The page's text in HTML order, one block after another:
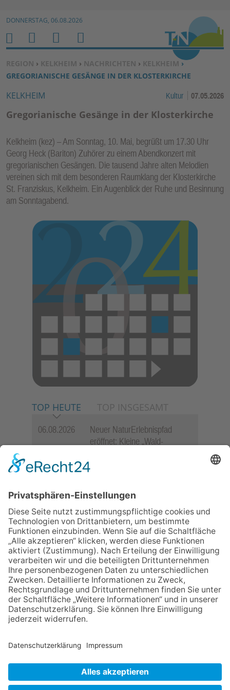
Zum Inhalt springen ↓
DONNERSTAG, 06.08.2026
SIE BEFINDEN SICH HIER:
REGION › KELKHEIM › NACHRICHTEN › KELKHEIM ›
GREGORIANISCHE GESÄNGE IN DER KLOSTERKIRCHE
KELKHEIM Kultur 07.05.2026
Gregorianische Gesänge in der Klosterkirche
Kelkheim (kez) – Am Sonntag, 10. Mai, begrüßt um 17.30 Uhr
Georg Heck (Bariton) Zuhörer zu einem Abendkonzert mit
gregorianischen Gesängen. Die tausend Jahre alten Melodien
vereinen sich mit dem besonderen Raumklang der Klosterkirche
St. Franziskus, Kelkheim. Ein Augenblick der Ruhe und Besinnung
am Sonntagabend.
TOP HEUTE TOP INSGESAMT
06.08.2026
Neuer NaturErlebnispfad
eröffnet: Kleine „Wald-
die Zukunft der Stadt
Königstein
06.08.2026
Gewinnspiel zum Start ins
Schuljahr
06.08.2026
„Rock auf der Burg“ lässt
Königstein beben
06.08.2026
„Freundschaft, das ist wie
Heimat“ – Lions-Präsident
Jürgen Rohrmann setzt auf
Gemeinschaft und Bewährtes
H
O
M
E
M
E
N
U
S
U
C
N
B
E
N
Z
R
F
U
N
K
O
N
NACH OBEN